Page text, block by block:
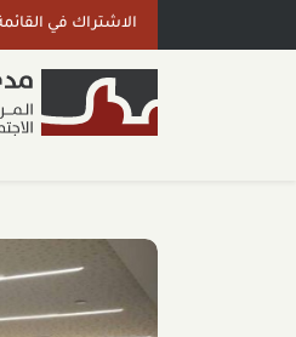
الاشتراك في القائمة